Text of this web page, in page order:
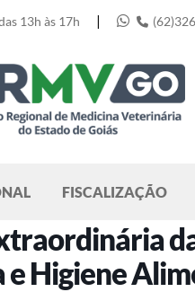
13h às 17h |
FISCALIZAÇÃO
e Higiene